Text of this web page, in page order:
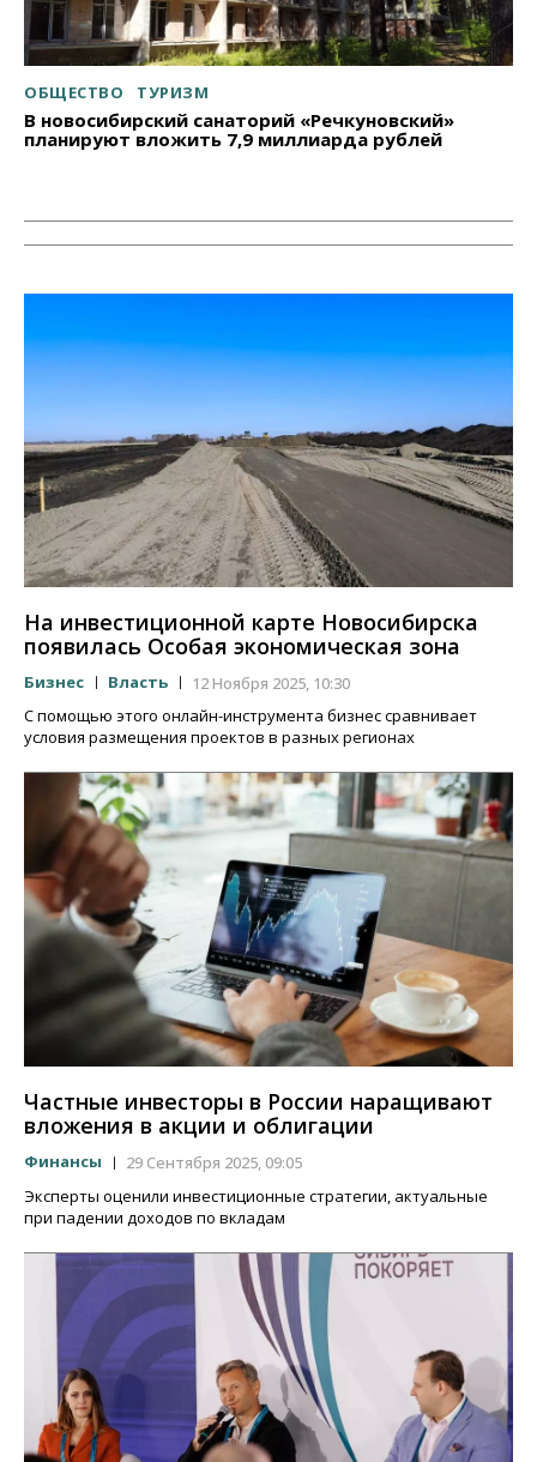
ОБЩЕСТВО ТУРИЗМ
В новосибирский санаторий «Речкуновский»
планируют вложить 7,9 миллиарда рублей
На инвестиционной карте Новосибирска
появилась Особая экономическая зона
Бизнес Власть
12 Ноября 2025, 10:30
С помощью этого онлайн-инструмента бизнес сравнивает
условия размещения проектов в разных регионах
Частные инвесторы в России наращивают
вложения в акции и облигации
Финансы
29 Сентября 2025, 09:05
Эксперты оценили инвестиционные стратегии, актуальные
при падении доходов по вкладам